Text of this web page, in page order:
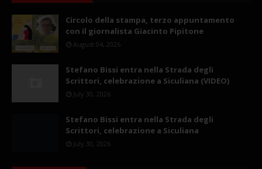
Circolo della stampa, terzo appuntamento
con il giornalista Giacinto Pipitone
August 04, 2026
Stefano Bissi entra nella Strada degli
Scrittori, celebrazione a Siculiana (VIDEO)
July 30, 2026
Stefano Bissi entra nella Strada degli
Scrittori, celebrazione a Siculiana
July 30, 2026